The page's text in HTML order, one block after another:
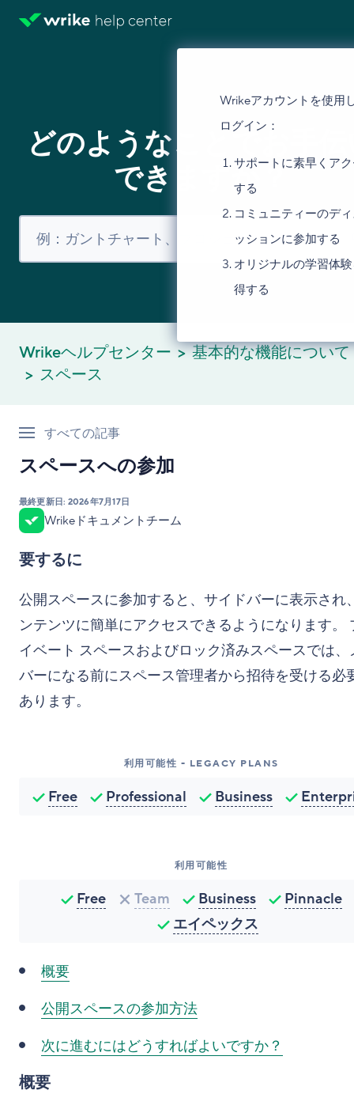
Wrikeアカウントを使用
ログイン：
サポートに素早くア
する
コミュニティーのデ
ッションに参加する
オリジナルの学習体
得する
どのようなことでお手
できますか？
Wrikeヘルプセンター
基本的な機能について
スペース
すべての記事
スペースへの参加
最終更新日: 2026年7月17日
Wrikeドキュメントチーム
要するに
公開スペースに参加すると、サイドバーに表示され
ンテンツに簡単にアクセスできるようになります。
イベート スペースおよびロック済みスペースでは、
バーになる前にスペース管理者から招待を受ける必
あります。
利用可能性 - LEGACY PLANS
Free Professional Business
利用可能性
Free Team Business
Pinnacle
エイペックス
概要
公開スペースの参加方法
次に進むにはどうすればよいですか？
概要